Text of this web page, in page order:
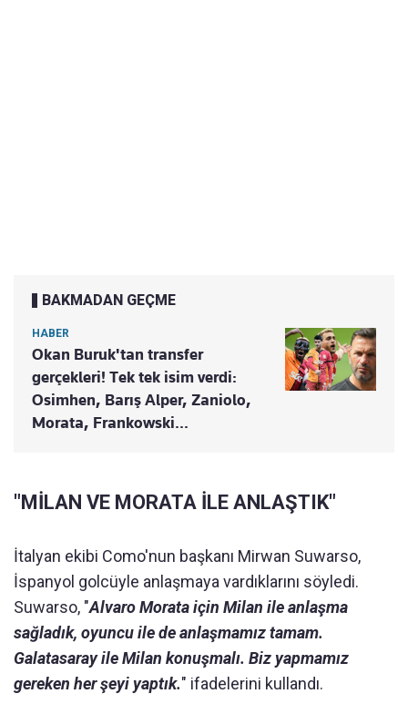
BAKMADAN GEÇME
HABER
Okan Buruk'tan transfer
gerçekleri! Tek tek isim verdi:
Osimhen, Barış Alper, Zaniolo,
Morata, Frankowski...
"MİLAN VE MORATA İLE ANLAŞTIK"
İtalyan ekibi Como'nun başkanı Mirwan Suwarso,
İspanyol golcüyle anlaşmaya vardıklarını söyledi.
Suwarso, "Alvaro Morata için Milan ile anlaşma
sağladık, oyuncu ile de anlaşmamız tamam.
Galatasaray ile Milan konuşmalı. Biz yapmamız
gereken her şeyi yaptık." ifadelerini kullandı.